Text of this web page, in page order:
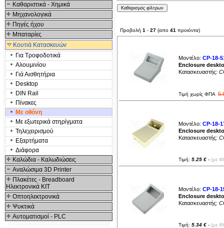
Καθαριστικά - Χημικά
Μηχανολογικά
Πηγές ήχου
Μπαταρίες
Κουτιά Κατασκευών
Για Τροφοδοτικά
Αλουμινίου
Γιά Αισθητήρια
Desktop
DIN Rail
Πίνακες
Με οθόνη
Με εξωτερικά στηρίγματα
Τηλεχειρισμού
Εξαρτήματα
Διάφορα
Καλώδια - Καλωδιώσεις
Αναλώσιμα 3D Printer
Πλακέτες - Breadboard
Ηλεκτρονικά ΚΙΤ
Οπτοηλεκτρονικά
Ψυκτικά
Αυτοματισμοί - PLC
47mm (2)
50mm (6)
84mm (1 )
Προβολή 1 - 27 (απο 41 προιόντα)
Μοντέλο: CP-18-
Enclosure
Κατασκευαστής:
Τιμή χωρίς ΦΠΑ
Μοντέλο: CP-18-
Enclosure
Κατασκευαστής:
Τιμή: 5.25 € - (με
Μοντέλο: CP-18-
Enclosure
Κατασκευαστής:
Τιμή: 5.34 € - (με